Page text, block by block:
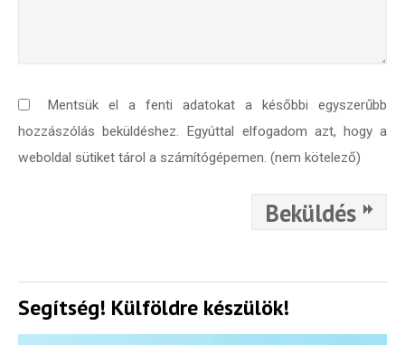
Mentsük el a fenti adatokat a későbbi egyszerűbb
hozzászólás beküldéshez. Egyúttal elfogadom azt, hogy a
weboldal sütiket tárol a számítógépemen. (nem kötelező)
Beküldés
Segítség! Külföldre készülök!